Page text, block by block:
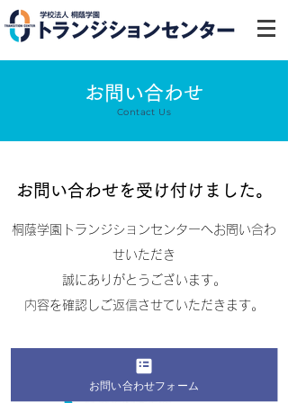
お問い合わせ
Contact Us
​お問い合わせを受け付けました。
桐蔭学園トランジションセンターへお問い合わ
せいただき
誠にありがとうございます。
​内容を確認しご返信させていただきます。
お問い合わせフォーム